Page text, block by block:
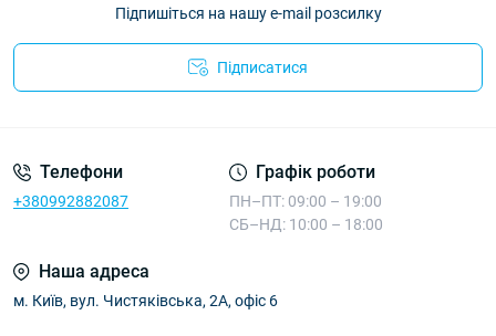
Підпишіться на нашу e-mail розсилку
Підписатися
Телефони
+380992882087
Графік роботи
ПН–ПТ: 09:00 – 19:00
СБ–НД: 10:00 – 18:00
Наша адреса
м. Київ, вул. Чистяківська, 2А, офіс 6